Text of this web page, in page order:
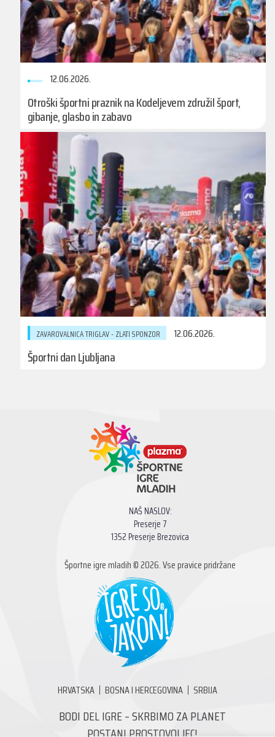
12.06.2026.
Otroški športni praznik na Kodeljevem združil šport,
gibanje, glasbo in zabavo
ZAVAROVALNICA TRIGLAV - ZLATI SPONZOR 12.06.2026.
Športni dan Ljubljana
NAŠ NASLOV:
Preserje 7
1352 Preserje Brezovica
Športne igre mladih © 2026. Vse pravice pridržane
HRVATSKA BOSNA I HERCEGOVINA SRBIJA
BODI DEL IGRE – SKRBIMO ZA PLANET